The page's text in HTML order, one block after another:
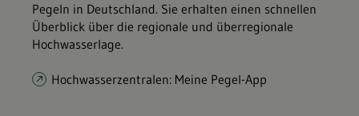
Pegeln in Deutschland. Sie erhalten einen schnellen
Überblick über die regionale und überregionale
Hochwasserlage.
Hochwasserzentralen: Meine Pegel-App